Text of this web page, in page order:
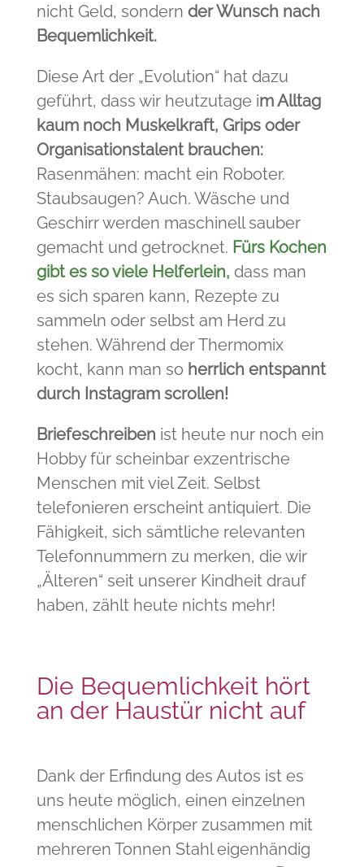
nicht Geld, sondern der Wunsch nach
Bequemlichkeit.
Diese Art der „Evolution“ hat dazu
geführt, dass wir heutzutage im Alltag
kaum noch Muskelkraft, Grips oder
Organisationstalent brauchen:
Rasenmähen: macht ein Roboter.
Staubsaugen? Auch. Wäsche und
Geschirr werden maschinell sauber
gemacht und getrocknet. Fürs Kochen
gibt es so viele Helferlein, dass man
es sich sparen kann, Rezepte zu
sammeln oder selbst am Herd zu
stehen. Während der Thermomix
kocht, kann man so herrlich entspannt
durch Instagram scrollen!
Briefeschreiben ist heute nur noch ein
Hobby für scheinbar exzentrische
Menschen mit viel Zeit. Selbst
telefonieren erscheint antiquiert. Die
Fähigkeit, sich sämtliche relevanten
Telefonnummern zu merken, die wir
„Älteren“ seit unserer Kindheit drauf
haben, zählt heute nichts mehr!
Die Bequemlichkeit hört
an der Haustür nicht auf
Dank der Erfindung des Autos ist es
uns heute möglich, einen einzelnen
menschlichen Körper zusammen mit
mehreren Tonnen Stahl eigenhändig